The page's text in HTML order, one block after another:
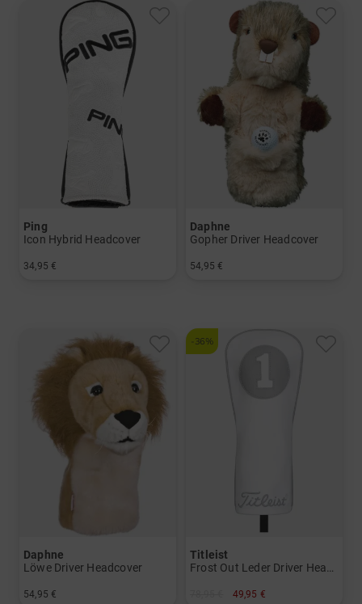
Ping
Icon Hybrid Headcover
34,95 €
Daphne
Gopher Driver Headcover
54,95 €
Daphne
Löwe Driver Headcover
54,95 €
-36%
Titleist
Frost Out Leder Driver Headcover
49,95 €